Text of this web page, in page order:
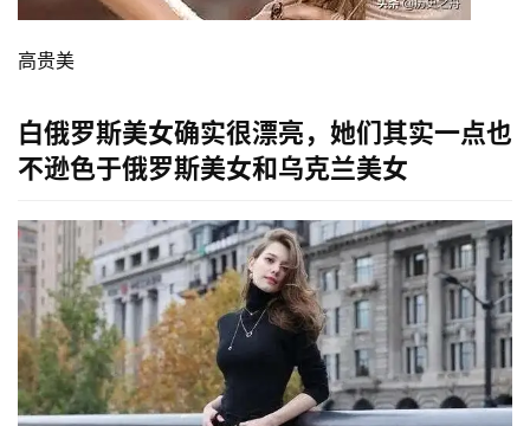
高贵美
白俄罗斯美女确实很漂亮，她们其实一点也
不逊色于俄罗斯美女和乌克兰美女